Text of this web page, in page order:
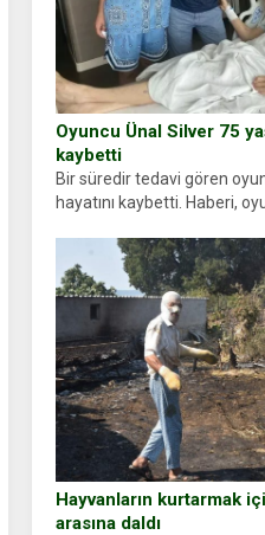
Oyuncu Ünal Silver 75
kaybetti
Bir süredir tedavi gören
hayatını kaybetti. Haberi,
sosyal medya hesabında
çok değerli dostumuz...
Hayvanların kurtarmak
arasına daldı